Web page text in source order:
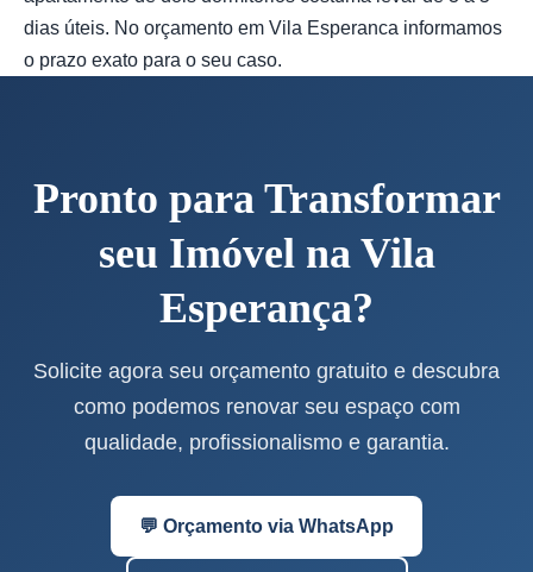
dias úteis. No orçamento em Vila Esperanca informamos
o prazo exato para o seu caso.
Pronto para Transformar
seu Imóvel na Vila
Esperança?
Solicite agora seu orçamento gratuito e descubra
como podemos renovar seu espaço com
qualidade, profissionalismo e garantia.
💬 Orçamento via WhatsApp